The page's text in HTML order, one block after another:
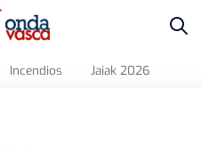
Incendios Jaiak 2026